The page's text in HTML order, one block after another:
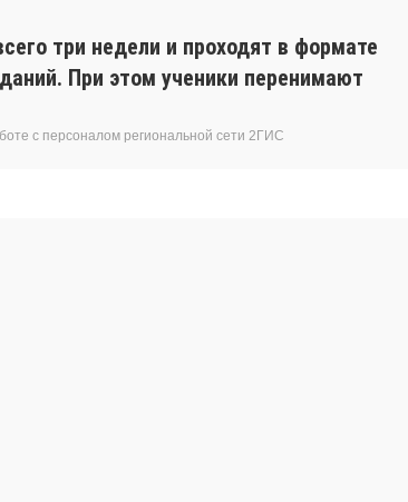
три недели и проходят в формате
При этом ученики перенимают
с персоналом региональной сети 2ГИС